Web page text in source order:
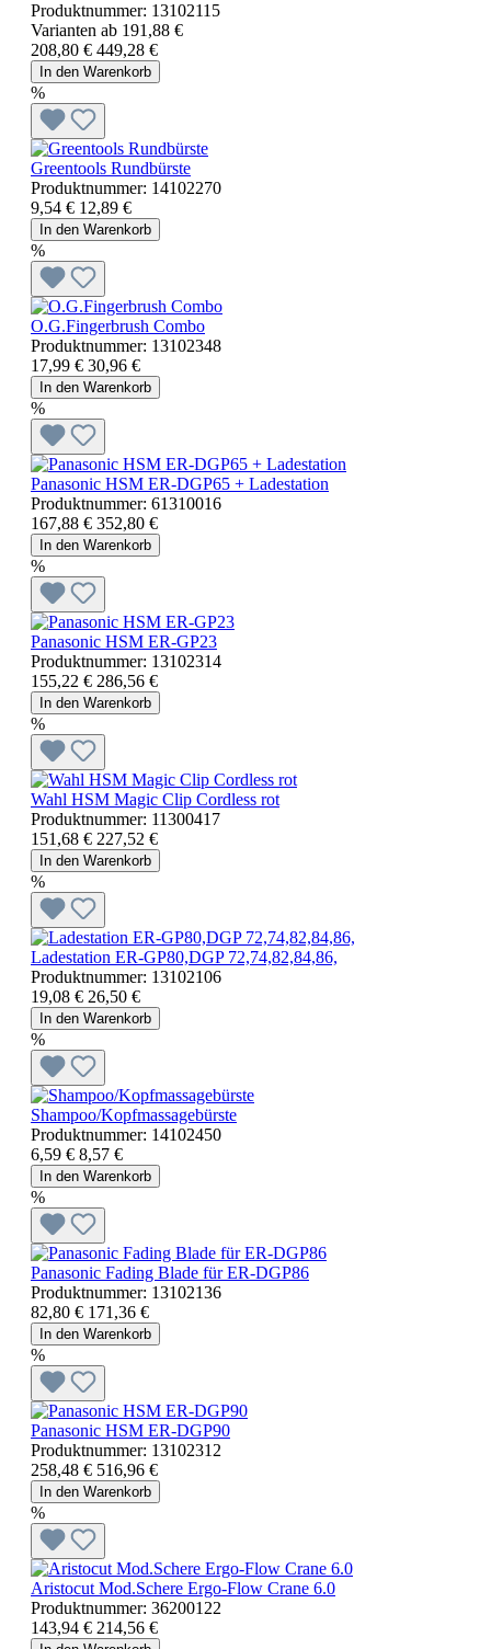
Produktnummer: 13102115
Varianten ab 191,88 €
208,80 € 449,28 €
In den Warenkorb
%
Greentools Rundbürste
Produktnummer: 14102270
9,54 € 12,89 €
In den Warenkorb
%
O.G.Fingerbrush Combo
Produktnummer: 13102348
17,99 € 30,96 €
In den Warenkorb
%
Panasonic HSM ER-DGP65 + Ladestation
Produktnummer: 61310016
167,88 € 352,80 €
In den Warenkorb
%
Panasonic HSM ER-GP23
Produktnummer: 13102314
155,22 € 286,56 €
In den Warenkorb
%
Wahl HSM Magic Clip Cordless rot
Produktnummer: 11300417
151,68 € 227,52 €
In den Warenkorb
%
Ladestation ER-GP80,DGP 72,74,82,84,86,
Produktnummer: 13102106
19,08 € 26,50 €
In den Warenkorb
%
Shampoo/Kopfmassagebürste
Produktnummer: 14102450
6,59 € 8,57 €
In den Warenkorb
%
Panasonic Fading Blade für ER-DGP86
Produktnummer: 13102136
82,80 € 171,36 €
In den Warenkorb
%
Panasonic HSM ER-DGP90
Produktnummer: 13102312
258,48 € 516,96 €
In den Warenkorb
%
Aristocut Mod.Schere Ergo-Flow Crane 6.0
Produktnummer: 36200122
143,94 € 214,56 €